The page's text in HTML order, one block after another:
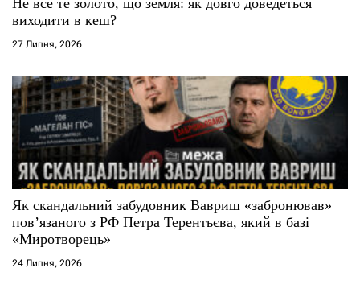
виходити в кеш?
27 Липня, 2026
Як скандальний забудовник Вавриш «забронював»
повʼязаного з РФ Петра Терентьєва, який в базі
«Миротворець»
24 Липня, 2026